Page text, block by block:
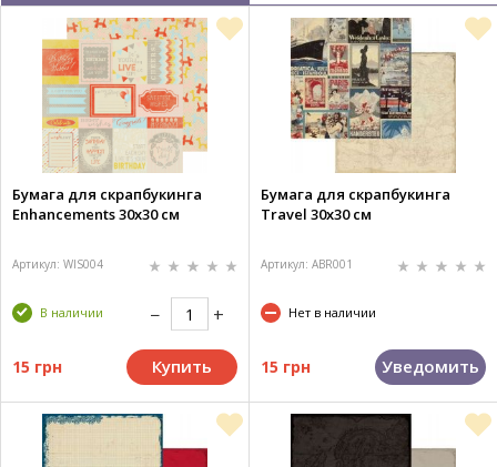
Бумага для скрапбукинга
Enhancements 30х30 см
Артикул: WIS004
В наличии
15 грн Купить
Бумага для скрапбукинга
Travel 30х30 см
Артикул: ABR001
Нет в наличии
15 грн Уведомить